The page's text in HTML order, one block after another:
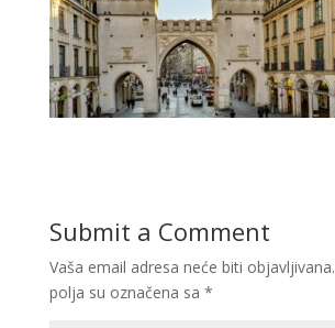
Submit a Comment
Vaša email adresa neće biti objavljivana.
polja su označena sa *